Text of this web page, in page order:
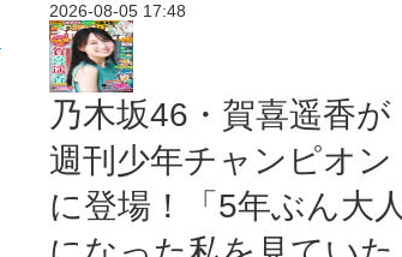
2026-08-05 17:48
乃木坂46・賀喜遥香が
週刊少年チャンピオン
に登場！「5年ぶん大人